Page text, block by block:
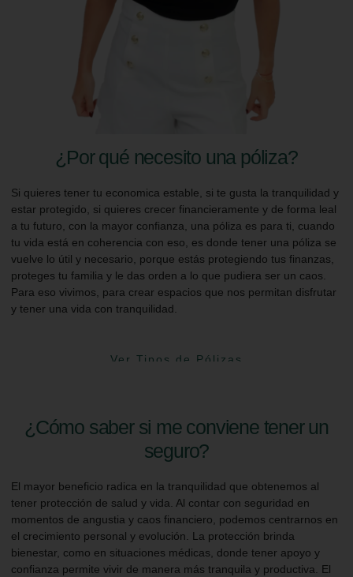
¿Por qué necesito una póliza?
Si quieres tener tu economica estable, si te gusta la tranquilidad y
estar protegido, si quieres crecer financieramente y de forma leal
a tu futuro, con la mayor confianza, una póliza es para ti, cuando
tu vida está en coherencia con eso, es donde tener una póliza se
vuelve lo útil y necesario, porque estás protegiendo tus finanzas,
proteges tu familia y le das orden a lo que pudiera ser un caos.
Para eso vivimos, para crear espacios que nos permitan disfrutar
y tener una vida con tranquilidad.
Ver Tipos de Pólizas
¿Cómo saber si me conviene tener un
seguro?
El mayor beneficio radica en la tranquilidad que obtenemos al
tener protección de salud y vida. Al contar con seguridad en
momentos de angustia y caos financiero, podemos centrarnos en
el crecimiento personal y evolución. La protección brinda
bienestar, como en situaciones médicas, donde tener apoyo y
confianza permite vivir de manera más tranquila y productiva. El